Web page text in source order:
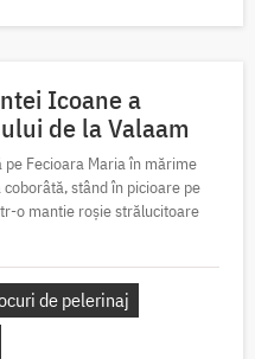
Icoane a
de la Valaam
Fecioara Maria în mărime
stând în picioare pe
o mantie roșie strălucitoare
de pelerinaj